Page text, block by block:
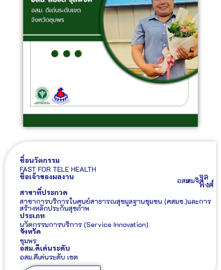
ชื่อนวัตกรรม
FAST FOR TELE HEALTH
ชื่อเจ้าของผลงาน อสม.สมจิตจุล
พงศ์
สาขาที่ประกวด
สาขาการบริการในศูนย์สาธารณสุขมูลฐานชุมชน (ศสมช.)และการ
สร้างหลักประกันสุขภาพ
ประเภท
นวัตกรรมการบริการ (Service Innovation)
จังหวัด
ชุมพร
อสม.ดีเด่นระดับ
อสม.ดีเด่นระดับ เขต